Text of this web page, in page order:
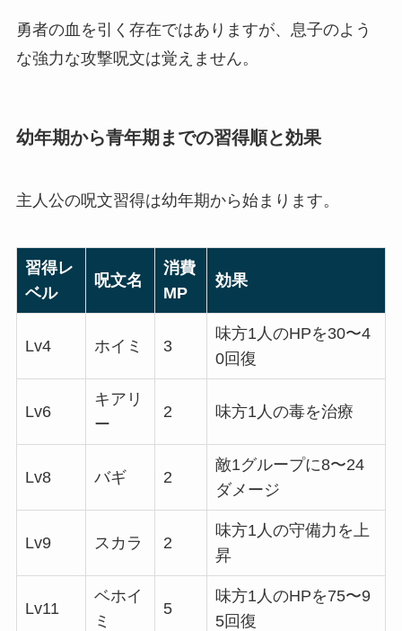
勇者の血を引く存在ではありますが、息子のよう
な強力な攻撃呪文は覚えません。
幼年期から青年期までの習得順と効果
主人公の呪文習得は幼年期から始まります。
習得レ
ベル
呪文名
消費
MP
効果
Lv4 ホイミ 3
味方1人のHPを30〜4
0回復
Lv6
キアリ
ー
2 味方1人の毒を治療
Lv8 バギ 2
敵1グループに8〜24
ダメージ
Lv9 スカラ 2
味方1人の守備力を上
昇
Lv11
ベホイ
ミ
5
味方1人のHPを75〜9
5回復